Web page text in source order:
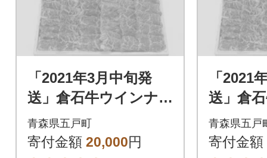
「2021年3月中旬発
送」倉石牛ウインナ
ー・倉石牛モモ肉セッ
ト
青森県五戸町
寄付金額 20,000円
「2021
送」倉
ー・倉
ト
青森県五戸
寄付金額